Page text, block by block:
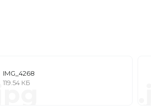
IMG_4268
119.54 КБ
.jpg